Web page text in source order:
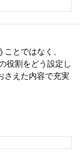
とではなく、
役割をどう設定し
さえた内容で充実